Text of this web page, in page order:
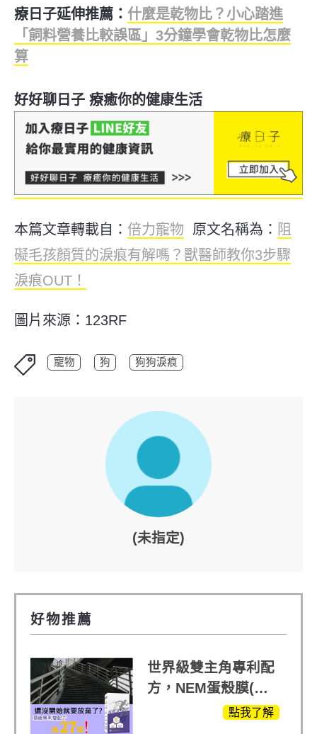
療日子延伸推薦： 什麼是乾物比？小心踏進
「飼料營養比較誤區」3分鐘學會乾物比怎麼
算
好好聊日子 療癒你的健康生活
本篇文章轉載自： 倍力寵物 原文名稱為： 阻
礙毛孩顏質的淚痕有解嗎？獸醫師教你3步驟
淚痕OUT！
圖片來源：123RF
寵物 狗 狗狗淚痕
(未指定)
好物推薦
世界級雙主角專利配
方，NEM蛋殼膜(蛋
白聚醣)+UCll原裝進
點我了解